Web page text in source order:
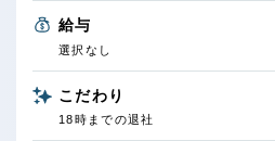
給与
選択なし
こだわり
18時までの退社